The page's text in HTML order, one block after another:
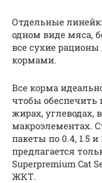
Отдельные
одном виде мяса,
все сухие
кормами.
Все корма
чтобы обеспечить
жирах, углеводах,
макроэлементах.
пакеты по 0.4, 1.5 и
предлагается
Superpremium Cat
ЖКТ.